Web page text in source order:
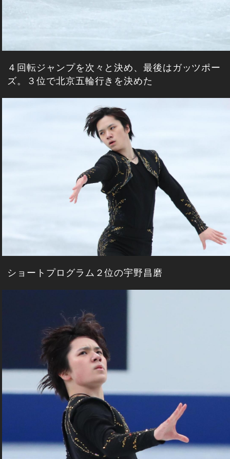
４回転ジャンプを次々と決め、最後はガッツポー
ズ。３位で北京五輪行きを決めた
ショートプログラム２位の宇野昌磨